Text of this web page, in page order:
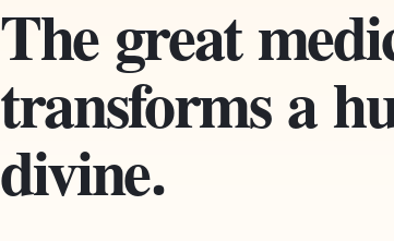
The great
transforms a
divine.